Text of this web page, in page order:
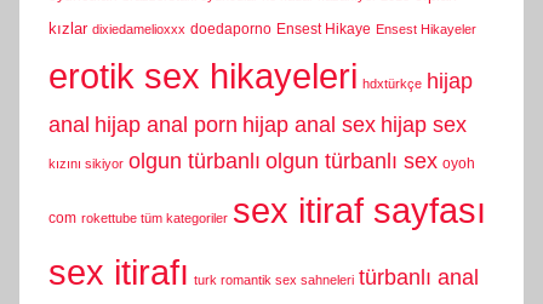
kızlar dixiedamelioxxx doedaporno Ensest Hikaye Ensest Hikayeler
erotik sex hikayeleri hdxtürkçe hijap
anal hijap anal porn hijap anal sex hijap sex
kızını sikiyor olgun türbanlı olgun türbanlı sex oyoh
com rokettube tüm kategoriler sex itiraf sayfası
sex itirafı turk romantik sex sahneleri türbanlı anal